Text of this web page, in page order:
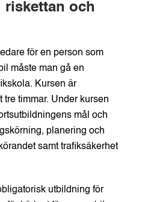
riskettan och
för en person som
måste man gå en
Kursen är
tre timmar. Under kursen
mål och
planering och
samt trafiksäkerhet
utbildning för